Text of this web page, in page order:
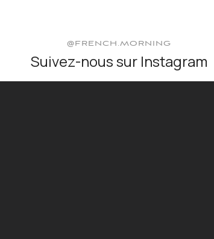
@FRENCH.MORNING
Suivez-nous sur Instagram